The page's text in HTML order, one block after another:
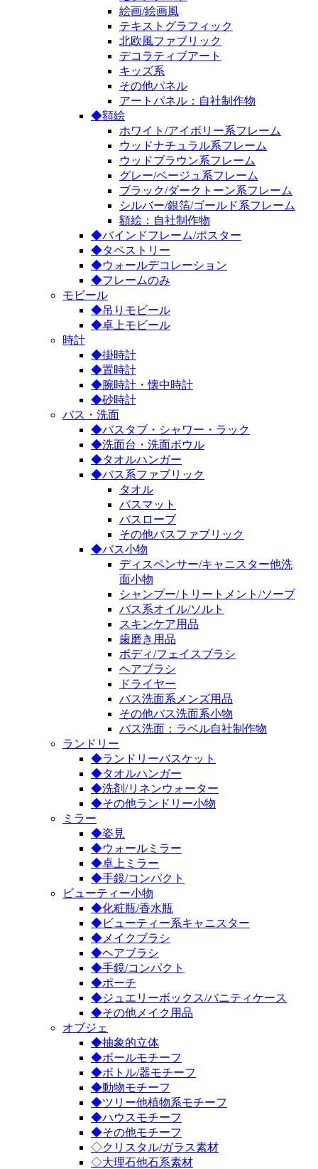
絵画/絵画風
テキストグラフィック
北欧風ファブリック
デコラティブアート
キッズ系
その他パネル
アートパネル：自社制作物
◆額絵
ホワイト/アイボリー系フレーム
ウッドナチュラル系フレーム
ウッドブラウン系フレーム
グレー/ベージュ系フレーム
ブラック/ダークトーン系フレーム
シルバー/銀箔/ゴールド系フレーム
額絵：自社制作物
◆バインドフレーム/ポスター
◆タペストリー
◆ウォールデコレーション
◆フレームのみ
モビール
◆吊りモビール
◆卓上モビール
時計
◆掛時計
◆置時計
◆腕時計・懐中時計
◆砂時計
バス・洗面
◆バスタブ・シャワー・ラック
◆洗面台・洗面ボウル
◆タオルハンガー
◆バス系ファブリック
タオル
バスマット
バスローブ
その他バスファブリック
◆バス小物
ディスペンサー/キャニスター他洗
面小物
シャンプー/トリートメント/ソープ
バス系オイル/ソルト
スキンケア用品
歯磨き用品
ボディ/フェイスブラシ
ヘアブラシ
ドライヤー
バス洗面系メンズ用品
その他バス洗面系小物
バス洗面：ラベル自社制作物
ランドリー
◆ランドリーバスケット
◆タオルハンガー
◆洗剤/リネンウォーター
◆その他ランドリー小物
ミラー
◆姿見
◆ウォールミラー
◆卓上ミラー
◆手鏡/コンパクト
ビューティー小物
◆化粧瓶/香水瓶
◆ビューティー系キャニスター
◆メイクブラシ
◆ヘアブラシ
◆手鏡/コンパクト
◆ポーチ
◆ジュエリーボックス/バニティケース
◆その他メイク用品
オブジェ
◆抽象的立体
◆ボールモチーフ
◆ボトル/器モチーフ
◆動物モチーフ
◆ツリー他植物系モチーフ
◆ハウスモチーフ
◆その他モチーフ
◇クリスタル/ガラス素材
◇大理石他石系素材